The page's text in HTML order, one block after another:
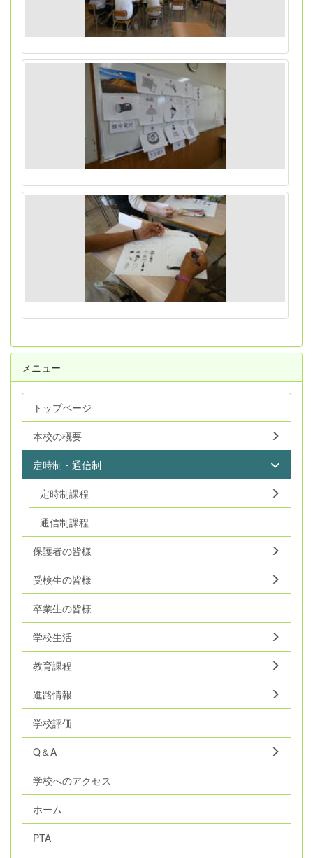
メニュー
トップページ
本校の概要
定時制・通信制
定時制課程
通信制課程
保護者の皆様
受検生の皆様
卒業生の皆様
学校生活
教育課程
進路情報
学校評価
Q＆A
学校へのアクセス
ホーム
PTA